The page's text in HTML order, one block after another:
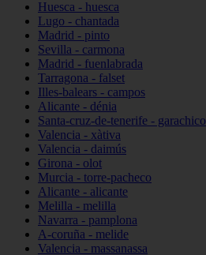
Huesca - huesca
Lugo - chantada
Madrid - pinto
Sevilla - carmona
Madrid - fuenlabrada
Tarragona - falset
Illes-balears - campos
Alicante - dénia
Santa-cruz-de-tenerife - garachico
Valencia - xàtiva
Valencia - daimús
Girona - olot
Murcia - torre-pacheco
Alicante - alicante
Melilla - melilla
Navarra - pamplona
A-coruña - melide
Valencia - massanassa